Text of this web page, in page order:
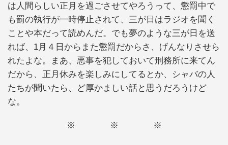
は人間らしい正月を過ごさせてやろうって、懲罰中で
も罰の執行が一時停止されて、三が日はラジオを聞く
ことや本だって読めんだ。でも夢のような三が日を送
れば、1月４日からまた懲罰だからさ、げんなりさせら
れたよな。まあ、悪事を犯しておいて刑務所に来てん
だから、正月休みを楽しみにしてるとか、シャバの人
たちが聞いたら、ど厚かましい話と思うだろうけど
な。
※ ※ ※